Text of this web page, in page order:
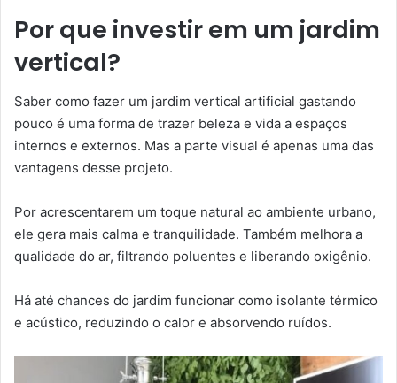
Por que investir em um jardim
vertical?
Saber como fazer um jardim vertical artificial gastando
pouco é uma forma de trazer beleza e vida a espaços
internos e externos. Mas a parte visual é apenas uma das
vantagens desse projeto.
Por acrescentarem um toque natural ao ambiente urbano,
ele gera mais calma e tranquilidade. Também melhora a
qualidade do ar, filtrando poluentes e liberando oxigênio.
Há até chances do jardim funcionar como isolante térmico
e acústico, reduzindo o calor e absorvendo ruídos.